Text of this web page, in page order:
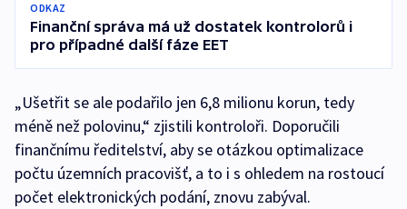
ODKAZ
Finanční správa má už dostatek kontrolorů i
pro případné další fáze EET
„Ušetřit se ale podařilo jen 6,8 milionu korun, tedy
méně než polovinu,“ zjistili kontroloři. Doporučili
finančnímu ředitelství, aby se otázkou optimalizace
počtu územních pracovišť, a to i s ohledem na rostoucí
počet elektronických podání, znovu zabýval.